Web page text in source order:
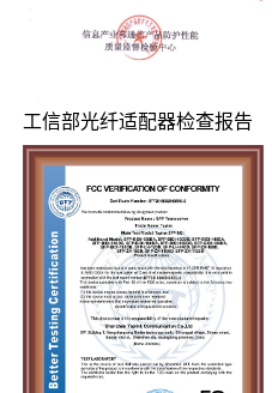
工信部光纤适配器检查报告